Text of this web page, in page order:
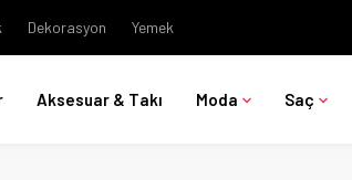
Dekorasyon Yemek
Aksesuar & Takı Moda Saç